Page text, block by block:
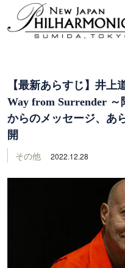
【最新あらすじ】井上
Way from Surrender ～
からのメッセージ、あ
開
その他
2022.12.28